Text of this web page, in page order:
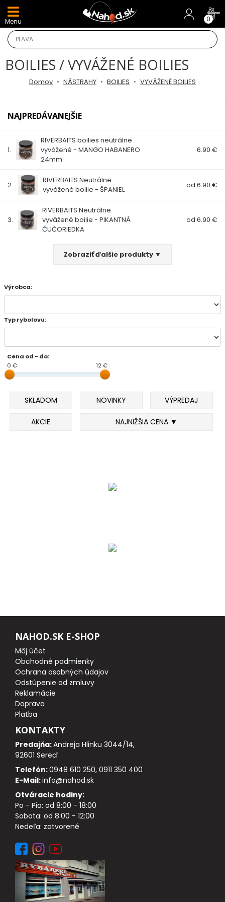
Menu 0
BOILIES / VYVÁŽENÉ BOILIES
Domov NÁSTRAHY BOILIES VYVÁŽENÉ BOILIES
NAJPREDÁVANEJŠIE
1.
RIVERBAITS boilies neutrálne
vyvážené - MANGO HABANERO
24mm
6.90 €
2.
RIVERBAITS Neutrálne
vyvážené boilie - ŠPANIEL
od 6.90 €
3.
RIVERBAITS Neutrálne
vyvážené boilie - PIKANTNÁ
ČUČORIEDKA
od 6.90 €
Zobraziť ďalšie produkty ▼
Výrobca:
Typ rybolovu:
Cena od - do:
0 €
12 €
SKLADOM NOVINKY VÝPREDAJ
AKCIE NAJNIŽŠIA CENA ▼
NAHOD.SK E-SHOP
Môj účet
Obchodné podmienky
Ochrana osobných údajov
Odstúpenie od zmluvy
Reklamácie
Doprava
Platba
KONTAKTY
Predajňa:Andreja Hlinku 3044/14,
92601 Sereď
Telefón:0948 610 250, 0911 350 400
E-Mail:info@nahod.sk
Otváracie hodiny:
Po - Pia: od 8:00 - 18:00
Sobota: od 8:00 - 12:00
Nedeľa: zatvorené
DARČEKY A AKCIE
TOP AKCIE
Darčeky
AKCIA 1+1
PRÚTY
KAPROVÉ PRÚTY
SUMCOVÉ A MORSKÉ PRÚTY
PRÍVLAČOVÉ PRÚTY
BIČE A DELIČKY
SPODOVÉ A MARKEROVACIE PRÚTY
FEEDER ŠPIČKY
MATCHOVÉ A BOLOGNESOVÉ PRÚTY
NÁHRADNÉ CIEVKY
DOPLNKY K NAVIJAKOM
SPODOVÉ NAVIJAKY
BIŽUTÉRIA
VLASCE, ŠNÚRY, PLETENKY
HÁČIKY
OBRATLÍKY A KARABÍNKY
hotové náväzce
HADIČKY, PREVLEKY, ROVNÁTKA